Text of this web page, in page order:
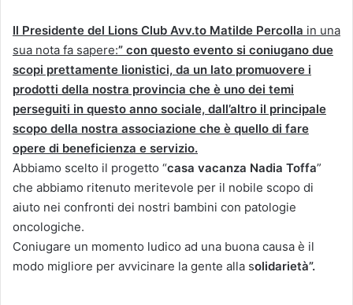
Il Presidente del Lions Club Avv.to Matilde Percolla in una
sua nota fa sapere:” con questo evento si coniugano due
scopi prettamente lionistici, da un lato promuovere i
prodotti della nostra provincia che è uno dei temi
perseguiti in questo anno sociale, dall’altro il principale
scopo della nostra associazione che è quello di fare
opere di beneficienza e servizio.
Abbiamo scelto il progetto “casa vacanza Nadia Toffa”
che abbiamo ritenuto meritevole per il nobile scopo di
aiuto nei confronti dei nostri bambini con patologie
oncologiche.
Coniugare un momento ludico ad una buona causa è il
modo migliore per avvicinare la gente alla solidarietà”.